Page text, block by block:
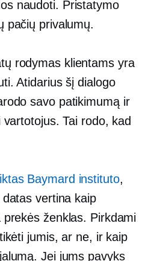
naudoti. Pristatymo
pačių privalumų.
rodymas klientams yra
Atidarius šį dialogo
savo patikimumą ir
Tai rodo, kad
Baymard instituto,
vertina kaip
prekės ženklas. Pirkdami
jumis, ar ne, ir kaip
Jei jums pavyks